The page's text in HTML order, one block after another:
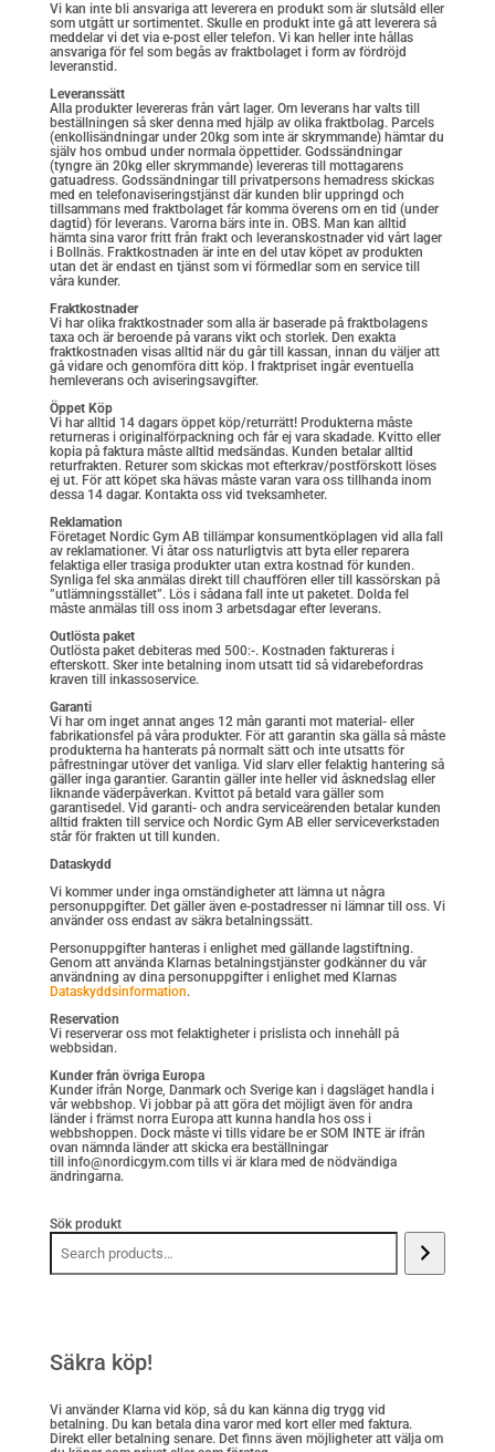
Vi kan inte bli ansvariga att leverera en produkt som är slutsåld eller
som utgått ur sortimentet. Skulle en produkt inte gå att leverera så
meddelar vi det via e-post eller telefon. Vi kan heller inte hållas
ansvariga för fel som begås av fraktbolaget i form av fördröjd
leveranstid.
Leveranssätt
Alla produkter levereras från vårt lager. Om leverans har valts till
beställningen så sker denna med hjälp av olika fraktbolag. Parcels
(enkollisändningar under 20kg som inte är skrymmande) hämtar du
själv hos ombud under normala öppettider. Godssändningar
(tyngre än 20kg eller skrymmande) levereras till mottagarens
gatuadress. Godssändningar till privatpersons hemadress skickas
med en telefonaviseringstjänst där kunden blir uppringd och
tillsammans med fraktbolaget får komma överens om en tid (under
dagtid) för leverans. Varorna bärs inte in. OBS. Man kan alltid
hämta sina varor fritt från frakt och leveranskostnader vid vårt lager
i Bollnäs. Fraktkostnaden är inte en del utav köpet av produkten
utan det är endast en tjänst som vi förmedlar som en service till
våra kunder.
Fraktkostnader
Vi har olika fraktkostnader som alla är baserade på fraktbolagens
taxa och är beroende på varans vikt och storlek. Den exakta
fraktkostnaden visas alltid när du går till kassan, innan du väljer att
gå vidare och genomföra ditt köp. I fraktpriset ingår eventuella
hemleverans och aviseringsavgifter.
Öppet Köp
Vi har alltid 14 dagars öppet köp/returrätt! Produkterna måste
returneras i originalförpackning och får ej vara skadade. Kvitto eller
kopia på faktura måste alltid medsändas. Kunden betalar alltid
returfrakten. Returer som skickas mot efterkrav/postförskott löses
ej ut. För att köpet ska hävas måste varan vara oss tillhanda inom
dessa 14 dagar. Kontakta oss vid tveksamheter.
Reklamation
Företaget Nordic Gym AB tillämpar konsumentköplagen vid alla fall
av reklamationer. Vi åtar oss naturligtvis att byta eller reparera
felaktiga eller trasiga produkter utan extra kostnad för kunden.
Synliga fel ska anmälas direkt till chauffören eller till kassörskan på
”utlämningsstället”. Lös i sådana fall inte ut paketet. Dolda fel
måste anmälas till oss inom 3 arbetsdagar efter leverans.
Outlösta paket
Outlösta paket debiteras med 500:-. Kostnaden faktureras i
efterskott. Sker inte betalning inom utsatt tid så vidarebefordras
kraven till inkassoservice.
Garanti
Vi har om inget annat anges 12 mån garanti mot material- eller
fabrikationsfel på våra produkter. För att garantin ska gälla så måste
produkterna ha hanterats på normalt sätt och inte utsatts för
påfrestningar utöver det vanliga. Vid slarv eller felaktig hantering så
gäller inga garantier. Garantin gäller inte heller vid åsknedslag eller
liknande väderpåverkan. Kvittot på betald vara gäller som
garantisedel. Vid garanti- och andra serviceärenden betalar kunden
alltid frakten till service och Nordic Gym AB eller serviceverkstaden
står för frakten ut till kunden.
Dataskydd
Vi kommer under inga omständigheter att lämna ut några
personuppgifter. Det gäller även e-postadresser ni lämnar till oss. Vi
använder oss endast av säkra betalningssätt.
Personuppgifter hanteras i enlighet med gällande lagstiftning.
Genom att använda Klarnas betalningstjänster godkänner du vår
användning av dina personuppgifter i enlighet med Klarnas
Dataskyddsinformation.
Reservation
Vi reserverar oss mot felaktigheter i prislista och innehåll på
webbsidan.
Kunder från övriga Europa
Kunder ifrån Norge, Danmark och Sverige kan i dagsläget handla i
vår webbshop. Vi jobbar på att göra det möjligt även för andra
länder i främst norra Europa att kunna handla hos oss i
webbshoppen. Dock måste vi tills vidare be er SOM INTE är ifrån
ovan nämnda länder att skicka era beställningar
till info@nordicgym.com tills vi är klara med de nödvändiga
ändringarna.
Sök produkt
Säkra köp!
Vi använder Klarna vid köp, så du kan känna dig trygg vid
betalning. Du kan betala dina varor med kort eller med faktura.
Direkt eller betalning senare. Det finns även möjligheter att välja om